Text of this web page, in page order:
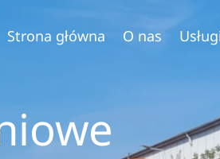
Strona główna O nas